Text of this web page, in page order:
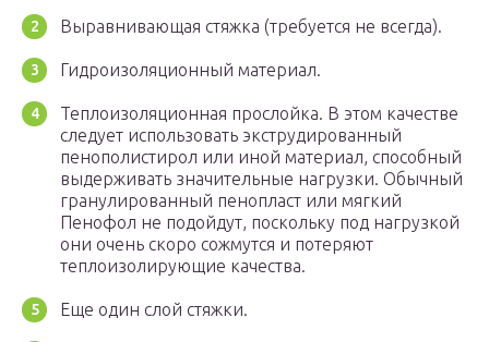
Выравнивающая стяжка (требуется не всегда).
Гидроизоляционный материал.
Теплоизоляционная прослойка. В этом качестве
следует использовать экструдированный
пенополистирол или иной материал, способный
выдерживать значительные нагрузки. Обычный
гранулированный пенопласт или мягкий
Пенофол не подойдут, поскольку под нагрузкой
они очень скоро сожмутся и потеряют
теплоизолирующие качества.
Еще один слой стяжки.